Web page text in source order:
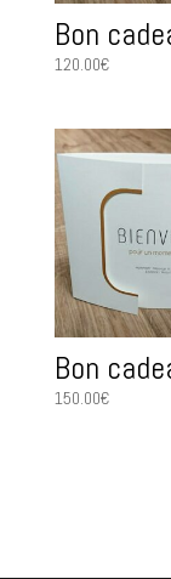
Bon
120.00€
Bon
150.00€